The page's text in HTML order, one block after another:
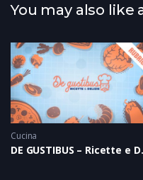
You may also like
Cucina
DE